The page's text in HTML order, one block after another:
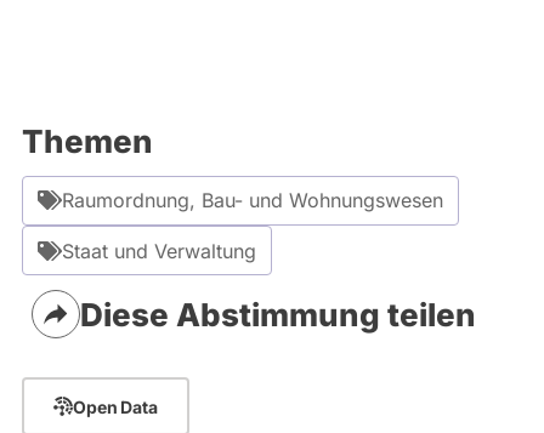
Themen
Raumordnung, Bau- und Wohnungswesen
Staat und Verwaltung
Diese Abstimmung teilen
Open Data